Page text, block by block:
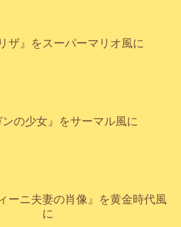
ザ』をスーパーマリオ風に
ンの少女』をサーマル風に
ーニ夫妻の肖像』を黄金時代風
に